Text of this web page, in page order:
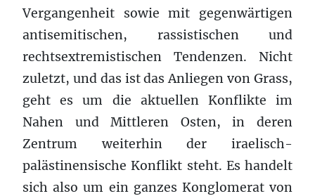
Vergangenheit sowie mit gegenwärtigen
antisemitischen, rassistischen und
rechtsextremistischen Tendenzen. Nicht
zuletzt, und das ist das Anliegen von Grass,
geht es um die aktuellen Konflikte im
Nahen und Mittleren Osten, in deren
Zentrum weiterhin der iraelisch-
palästinensische Konflikt steht. Es handelt
sich also um ein ganzes Konglomerat von